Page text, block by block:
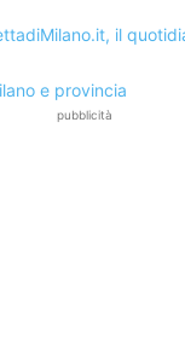
pubblicità